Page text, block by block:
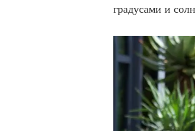
градусами и